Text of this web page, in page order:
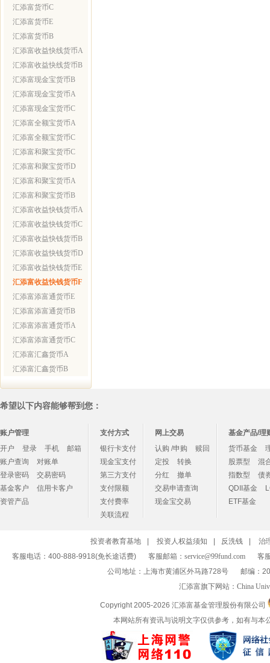
汇添富货币C
汇添富货币E
汇添富货币B
汇添富收益快线货币A
汇添富收益快线货币B
汇添富现金宝货币B
汇添富现金宝货币A
汇添富现金宝货币C
汇添富全额宝货币A
汇添富全额宝货币C
汇添富和聚宝货币C
汇添富和聚宝货币D
汇添富和聚宝货币A
汇添富和聚宝货币B
汇添富收益快钱货币A
汇添富收益快钱货币C
汇添富收益快钱货币B
汇添富收益快钱货币D
汇添富收益快钱货币E
汇添富收益快钱货币F
汇添富添富通货币E
汇添富添富通货币B
汇添富添富通货币A
汇添富添富通货币C
汇添富汇鑫货币A
汇添富汇鑫货币B
希望以下内容能够帮到您：
账户管理
开户
登录 手机
邮箱
账户查询
对账单
登录密码
交易密码
基金客户
信用卡客户
资管产品
支付方式
银行卡支付
现金宝支付
第三方支付
支付限额
支付费率
关联流程
网上交易
认购 /申购
赎回
定投
转换
分红
撤单
交易申请查询
现金宝交易
基金产品/理
货币基金
股票型
混
指数型
债
QDII基金
ETF基金
投资者教育基地 投资人权益须知 反洗钱
治
客服电话：400-888-9918(免长途话费)
客服邮箱： service@99fund.com
客
公司地址：上海市黄浦区外马路728号
邮编：
汇添富旗下网站： China
Copyright 2005-2026 汇添富基金管理股份有限公司
本网站所有资讯与说明文字仅供参考，如有与本